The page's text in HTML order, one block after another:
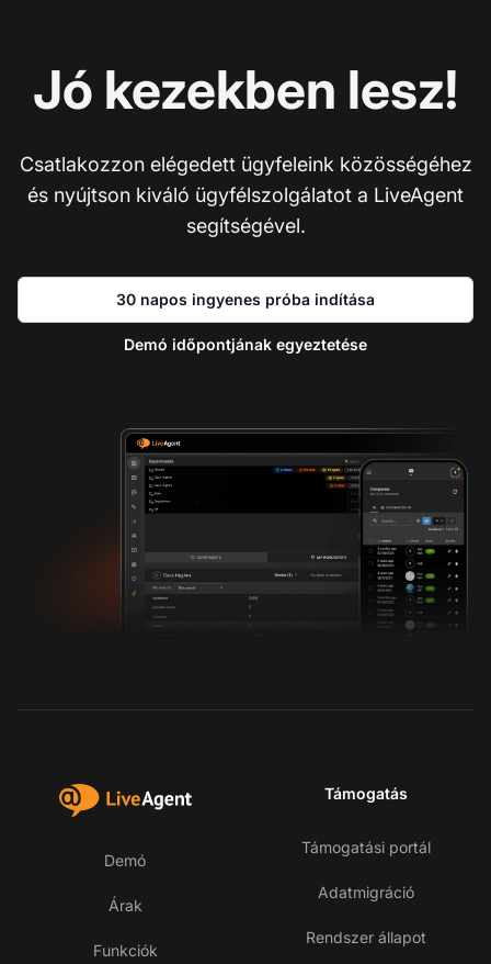
Jó kezekben lesz!
Csatlakozzon elégedett ügyfeleink közösségéhez
és nyújtson kiváló ügyfélszolgálatot a LiveAgent
segítségével.
30 napos ingyenes próba indítása
Demó időpontjának egyeztetése
Demó
Árak
Funkciók
Támogatás
Támogatási portál
Adatmigráció
Rendszer állapot